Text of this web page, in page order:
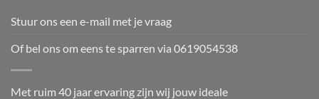
Stuur ons een e-mail met je vraag
Of bel ons om eens te sparren via 0619054538
Met ruim 40 jaar ervaring zijn wij jouw ideale